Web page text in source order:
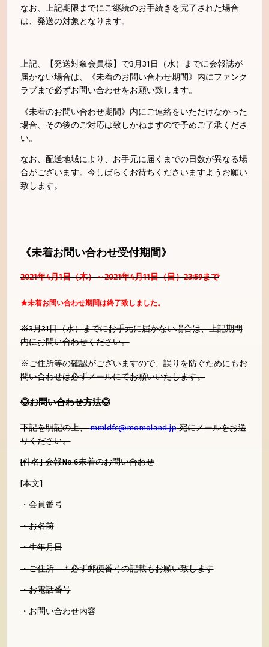
なお、上記期限までにご継続のお手続きを完了された場合
は、発送の対象となります。
上記、【発送対象会員様】で3月31日（水）までに会報誌が
届かない場合は、《未着のお問い合わせ期間》内にファンク
ラブまで必ずお問い合わせをお願い致します。
《未着のお問い合わせ期間》内にご連絡をいただけなかった
場合、その後のご対応は致しかねますので予めご了承くださ
い。
なお、配送地域により、お手元に届くまでの日数が異なる場
合がございます。今しばらくお待ちくださいますようお願い
致します。
《未着お問い合わせ受付期間》
2021年4月1日（木）～2021年4月11日（日）23:59まで
★未着お問い合わせ期間は終了致しました。
※3月31日（水）までにお手元に届かない場合は、上記期間
内にお問い合わせください。
※ご住所等の確認がございますので、誤りを防ぐためにもお
問い合わせは必ずメールにてお願いいたします。
◎お問い合わせ方法◎
下記を明記の上、mmldfc@momoland.jp宛にメールをお送
りください。
[件名] 会報No.6未着のお問い合わせ
[本文]
・会員番号
・お名前
・生年月日
・ご住所 ＊必ず郵便番号の記載もお願い致します
・お電話番号
・お問い合わせ内容